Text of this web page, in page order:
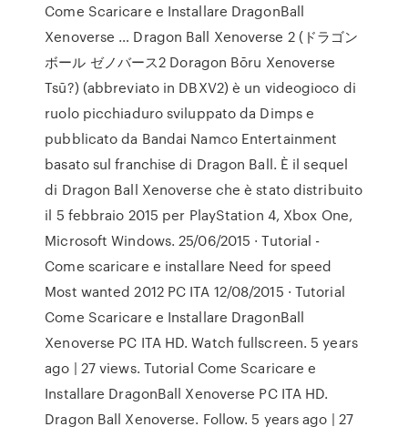
Come Scaricare e Installare DragonBall
Xenoverse … Dragon Ball Xenoverse 2 (ドラゴン
ボール ゼノバース2 Doragon Bōru Xenoverse
Tsū?) (abbreviato in DBXV2) è un videogioco di
ruolo picchiaduro sviluppato da Dimps e
pubblicato da Bandai Namco Entertainment
basato sul franchise di Dragon Ball. È il sequel
di Dragon Ball Xenoverse che è stato distribuito
il 5 febbraio 2015 per PlayStation 4, Xbox One,
Microsoft Windows. 25/06/2015 · Tutorial -
Come scaricare e installare Need for speed
Most wanted 2012 PC ITA 12/08/2015 · Tutorial
Come Scaricare e Installare DragonBall
Xenoverse PC ITA HD. Watch fullscreen. 5 years
ago | 27 views. Tutorial Come Scaricare e
Installare DragonBall Xenoverse PC ITA HD.
Dragon Ball Xenoverse. Follow. 5 years ago | 27